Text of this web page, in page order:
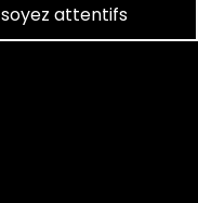
soyez attentifs